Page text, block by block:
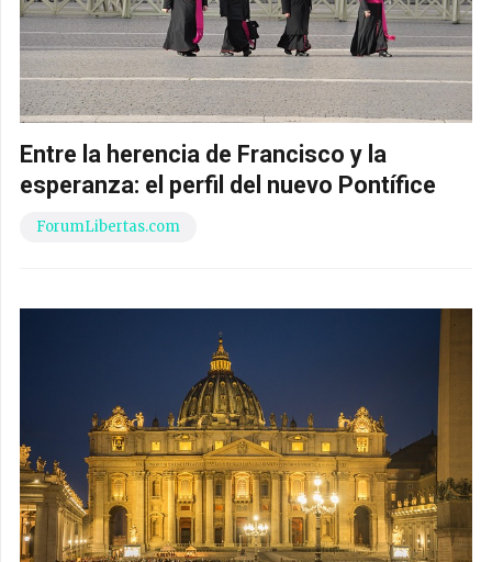
Entre la herencia de Francisco y la
esperanza: el perfil del nuevo Pontífice
ForumLibertas.com